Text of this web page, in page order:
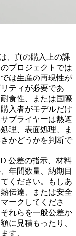
、真の購入上の課
プロジェクトでは
は生産の再現性が
ティが必要であ
食性、または国際
入者がモデルだけ
プライヤーは熱遮
理、表面処理、ま
かどうかを判断で
公差の指示、材料
年間数量、納期目
ください。もしあ
伝達、または安全
ークしてくださ
れらを一般公差か
に見積もったり、
す。